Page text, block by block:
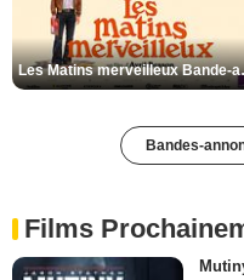
Les
Bandes-
Films